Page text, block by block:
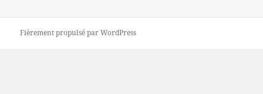
Fièrement propulsé par WordPress